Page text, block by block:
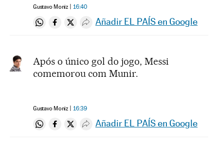
Gustavo Moniz 16:40
Compartir en Whatsapp
Compartir en Facebook
Compartir en Twitter
Desplegar Redes Sociales
Añadir EL PAÍS en Google
Após o único gol do jogo, Messi
comemorou com Munir.
Gustavo Moniz 16:39
Compartir en Whatsapp
Compartir en Facebook
Compartir en Twitter
Desplegar Redes Sociales
Añadir EL PAÍS en Google